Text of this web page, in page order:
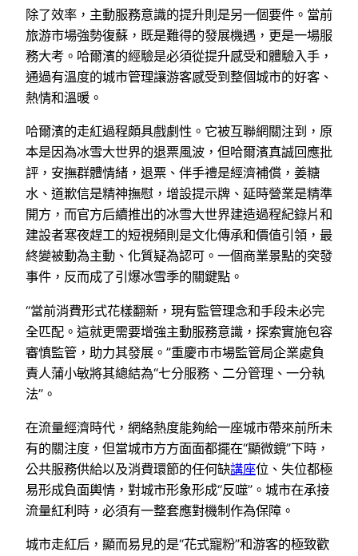
除了效率，主動服務意識的提升則是另一個要件。當前
旅游市場強勢復蘇，既是難得的發展機遇，更是一場服
務大考。哈爾濱的經驗是必須從提升感受和體驗入手，
通過有溫度的城市管理讓游客感受到整個城市的好客、
熱情和溫暖。
哈爾濱的走紅過程頗具戲劇性。它被互聯網關注到，原
本是因為冰雪大世界的退票風波，但哈爾濱真誠回應批
評，安撫群體情緒，退票、伴手禮是經濟補償，姜糖
水、道歉信是精神撫慰，增設提示牌、延時營業是精準
開方，而官方后續推出的冰雪大世界建造過程紀錄片和
建設者寒夜趕工的短視頻則是文化傳承和價值引領，最
終變被動為主動、化質疑為認可。一個商業景點的突發
事件，反而成了引爆冰雪季的關鍵點。
“當前消費形式花樣翻新，現有監管理念和手段未必完
全匹配。這就更需要增強主動服務意識，探索實施包容
審慎監管，助力其發展。”重慶市市場監管局企業處負
責人蒲小敏將其總結為“七分服務、二分管理、一分執
法”。
在流量經濟時代，網絡熱度能夠給一座城市帶來前所未
有的關注度，但當城市方方面面都擺在“顯微鏡”下時，
公共服務供給以及消費環節的任何缺講座位、失位都極
易形成負面輿情，對城市形象形成“反噬”。城市在承接
流量紅利時，必須有一整套應對機制作為保障。
城市走紅后，顯而易見的是“花式寵粉”和游客的極致歡